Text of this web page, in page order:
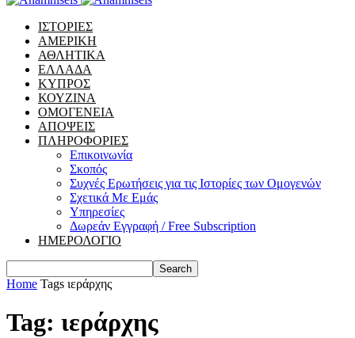
ΙΣΤΟΡΙΕΣ
ΑΜΕΡΙΚΗ
ΑΘΛΗΤΙΚΑ
ΕΛΛΑΔΑ
ΚΥΠΡΟΣ
ΚΟΥΖΙΝΑ
ΟΜΟΓΕΝΕΙΑ
ΑΠΟΨΕΙΣ
ΠΛΗΡΟΦΟΡΙΕΣ
Επικοινωνία
Σκοπός
Συχνές Ερωτήσεις για τις Ιστορίες των Ομογενών
Σχετικά Με Εμάς
Υπηρεσίες
Δωρεάν Εγγραφή / Free Subscription
ΗΜΕΡΟΛΟΓΙΟ
Home Tags ιεράρχης
Tag: ιεράρχης